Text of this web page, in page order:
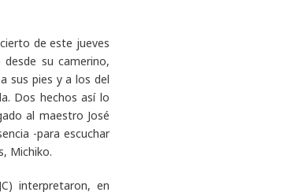
de este jueves
su camerino,
sus pies y a los del
Dos hechos así lo
al maestro José
-para escuchar
Michiko.
interpretaron, en